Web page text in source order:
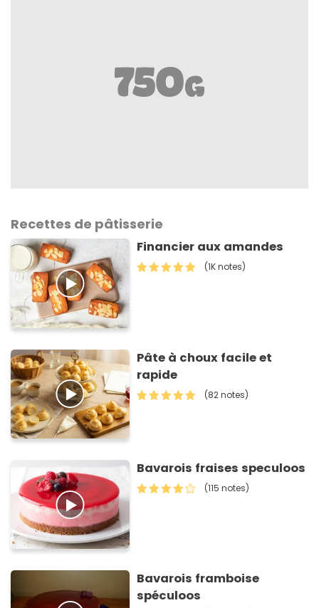
Recettes de pâtisserie
Financier aux amandes
(1K notes)
Pâte à choux facile et
rapide
(82 notes)
Bavarois fraises speculoos
(115 notes)
Bavarois framboise
spéculoos